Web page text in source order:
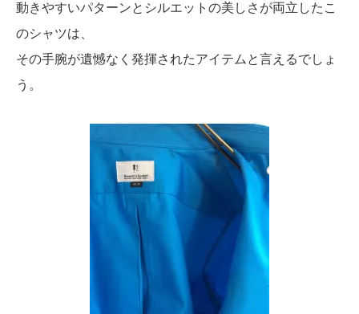
動きやすいパターンとシルエットの美しさが両立したこ
のシャツは、
その手腕が遺憾なく発揮されたアイテムと言えるでしょ
う。